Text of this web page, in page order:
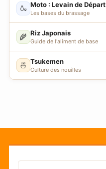
🍶 Moto : Levain de Départ
Les bases du brassage
🌾 Riz Japonais
Guide de l'aliment de base
🍜 Tsukemen
Culture des nouilles